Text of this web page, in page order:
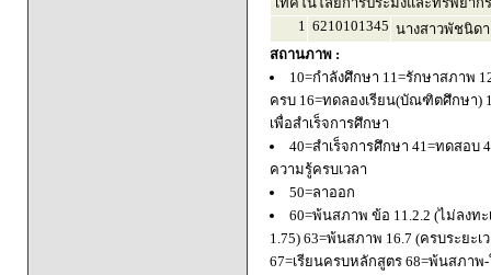
1 6210101345 นางสาวพัชนิด
สถานภาพ :
10=กำลังศึกษา 11=รักษาสภาพ
ครบ 16=ทดลองเรียน(บัณฑิตศึกษา)
เพื่อสำเร็จการศึกษา
40=สำเร็จการศึกษา 41=ทดสอบ
ความรู้ครบเวลา
50=ลาออก
60=พ้นสภาพ ข้อ 11.2.2 (ไม่ลงท
1.75) 63=พ้นสภาพ 16.7 (ครบระยะ
67=เรียนครบหลักสูตร 68=พ้นสภา